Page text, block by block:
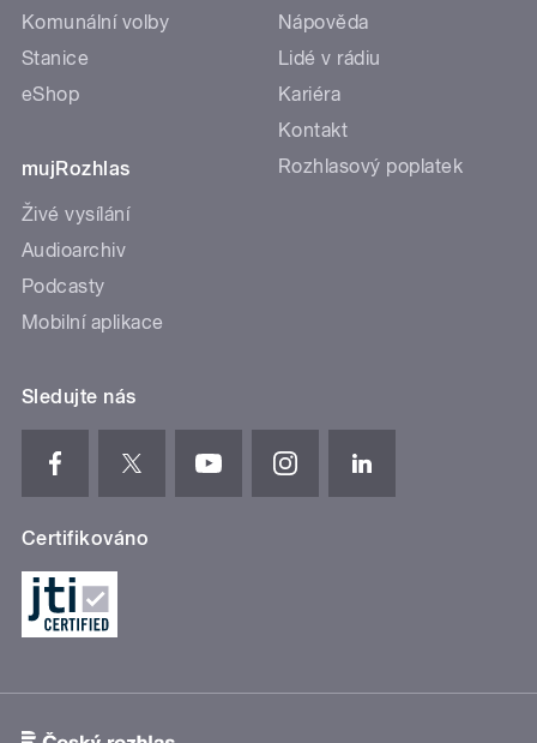
Komunální volby
Stanice
eShop
mujRozhlas
Živé vysílání
Audioarchiv
Podcasty
Mobilní aplikace
Nápověda
Lidé v rádiu
Kariéra
Kontakt
Rozhlasový poplatek
Sledujte nás
Certifikováno